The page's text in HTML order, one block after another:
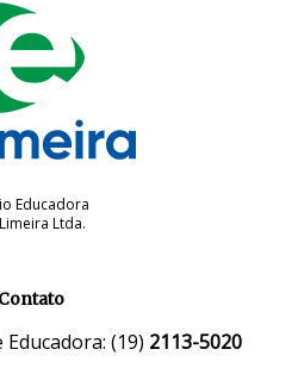
Educadora
Ltda.
Contato
(19) 2113-5020